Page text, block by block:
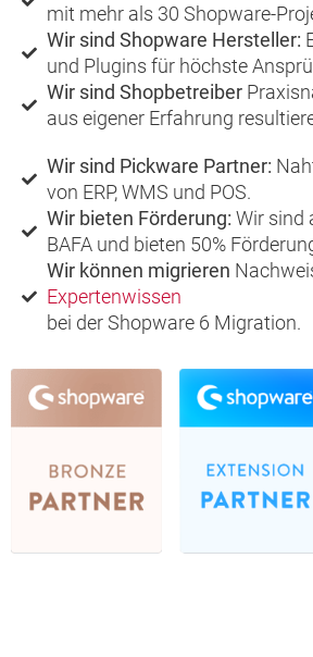
mit mehr als 30 Shopware-
Wir sind Shopware Hersteller:
und Plugins für höchste
Wir sind Shopbetreiber
aus eigener Erfahrung
Wir sind Pickware Partner:
von ERP, WMS und POS.
Wir bieten Förderung: Wir sind
BAFA und bieten 50%
Wir können migrieren
Expertenwissen
bei der Shopware 6 Migration.